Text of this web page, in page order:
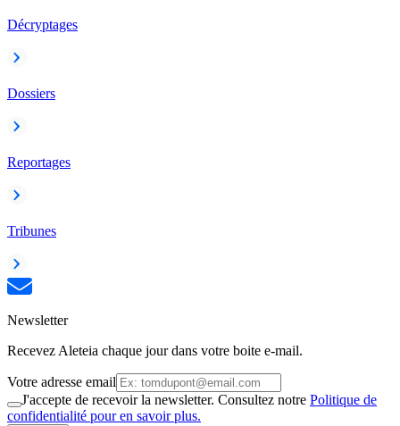
Décryptages
Dossiers
Reportages
Tribunes
Newsletter
Recevez Aleteia chaque jour dans votre boite e-mail.
Votre adresse email
J'accepte de recevoir la newsletter. Consultez notre Politique de
confidentialité pour en savoir plus.